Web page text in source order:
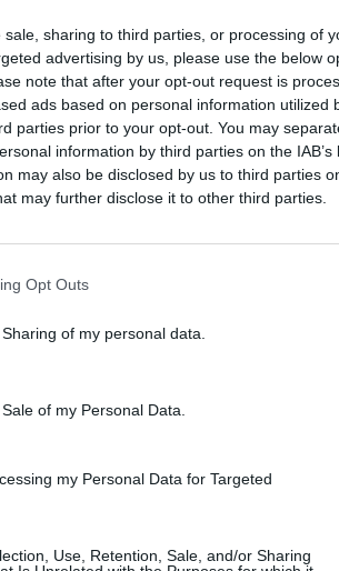
sharing to third parties, or processing of
advertising by us, please use the below
note that after your opt-out request is
ads based on personal information utilized
parties prior to your opt-out. You may
information by third parties on the IAB’s
may also be disclosed by us to third parties
may further disclose it to other third parties.
Opt Outs
of my personal data.
of my Personal Data.
my Personal Data for Targeted
Use, Retention, Sale, and/or Sharing